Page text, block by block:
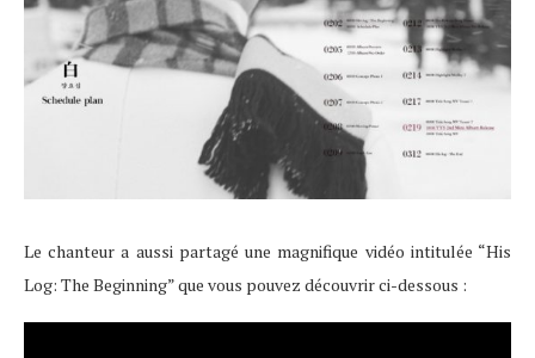
Le chanteur a aussi partagé une magnifique vidéo intitulée “His
Log: The Beginning” que vous pouvez découvrir ci-dessous :